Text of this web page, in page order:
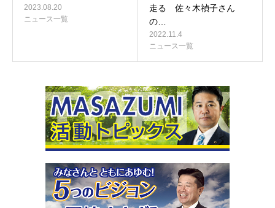
2023.08.20
ニュース一覧
走る 佐々木禎子さん
の…
2022.11.4
ニュース一覧